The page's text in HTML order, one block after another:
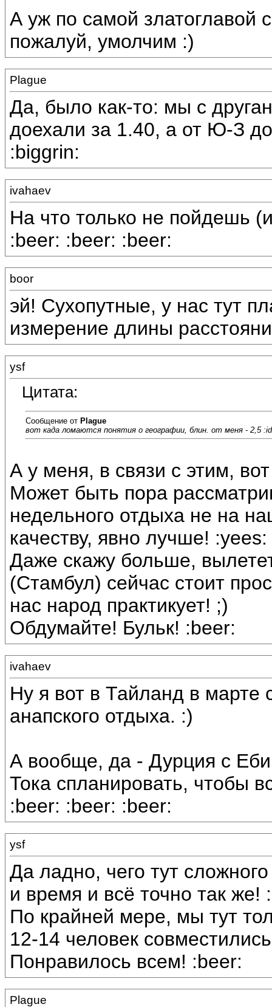
А уж по самой златоглавой
пожалуй, умолчим :)
Plague
Да, было как-то: мы с
доехали за 1.40, а от Ю-З
:biggrin:
ivahaev
На что только не пойдешь
:beer: :beer: :beer:
boor
эй! Сухопутные, у нас тут
измерение длины
ysf
Цитата:
Сообщение от Plague
вот када ломаются понятия о географии, блин. от меня - 2,5
А у меня, в связи с этим,
Может быть пора
недельного отдыха не на
качеству, явно лучше! :yees:
Даже скажу больше,
(Стамбул) сейчас стоит
нас народ практикует! ;)
Обдумайте! Бульк! :beer:
ivahaev
Ну я вот в Тайланд в марте
анапского отдыха. :)
А вообще, да - Дурция с
Тока спланировать, чтобы
:beer: :beer: :beer:
ysf
Да ладно, чего тут
и время и всё точно так же!
По крайней мере, мы тут
12-14 человек
Понравилось всем! :beer:
Plague